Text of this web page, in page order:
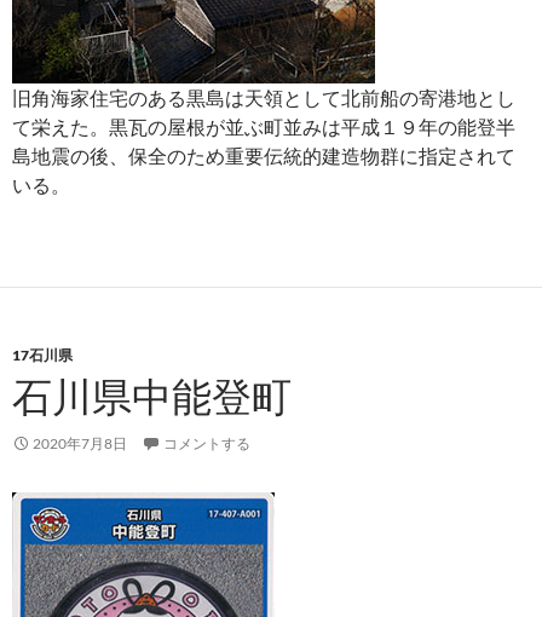
旧角海家住宅のある黒島は天領として北前船の寄港地とし
て栄えた。黒瓦の屋根が並ぶ町並みは平成１９年の能登半
島地震の後、保全のため重要伝統的建造物群に指定されて
いる。
17石川県
石川県中能登町
2020年7月8日 コメントする